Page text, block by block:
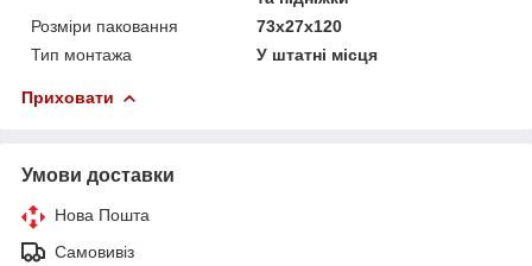
Розміри паковання
73x27x120
Тип монтажа
У штатні місця
Приховати
Умови доставки
Нова Пошта
Самовивіз